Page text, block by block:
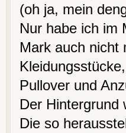
(oh ja, mein
Nur habe ich im
Mark auch nicht
Pullover und
Der Hintergrund
Die so